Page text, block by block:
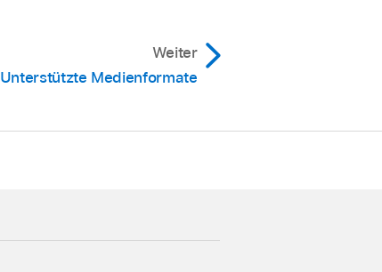
Weiter
Unterstützte Medienformate